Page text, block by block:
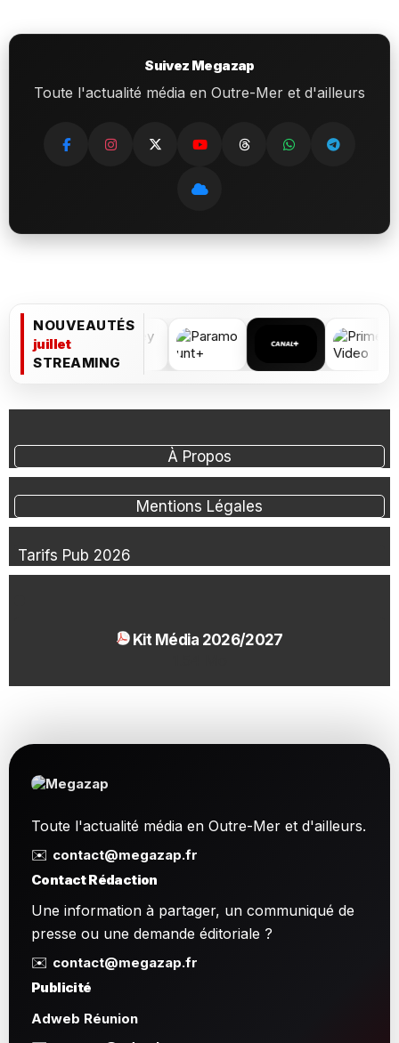
Suivez Megazap
Toute l'actualité média en Outre-Mer et d'ailleurs
NOUVEAUTÉS
juillet
STREAMING
À Propos
Mentions Légales
Tarifs Pub 2026
Kit Média 2026/2027
Toute l'actualité média en Outre-Mer et d'ailleurs.
✉️ contact@megazap.fr
Contact Rédaction
Une information à partager, un communiqué de
presse ou une demande éditoriale ?
✉️ contact@megazap.fr
Publicité
Adweb Réunion